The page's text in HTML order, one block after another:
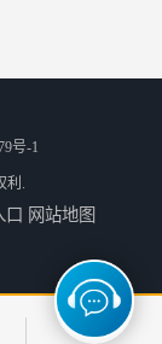
工厂供热管道漏水检测公司 科探管道工程
号-1
利.
口 网站地图